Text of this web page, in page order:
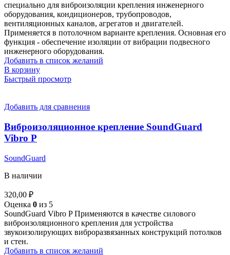
специально для виброизоляции крепления инженерного
оборудования, кондиционеров, трубопроводов,
вентиляционных каналов, агрегатов и двигателей.
Применяется в потолочном варианте крепления. Основная его
функция - обеспечение изоляции от вибрации подвесного
инженерного оборудования.
Добавить в список желаний
В корзину
Быстрый просмотр
Добавить для сравнения
Виброизоляционное крепление SoundGuard
Vibro P
SoundGuard
В наличии
320,00 ₽
Оценка 0 из 5
SoundGuard Vibro P Применяются в качестве силового
виброизоляционного крепления для устройства
звукоизолирующих виброразвязанных конструкций потолков
и стен.
Добавить в список желаний